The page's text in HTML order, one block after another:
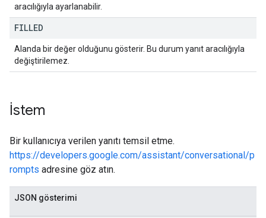
aracılığıyla ayarlanabilir.
FILLED
Alanda bir değer olduğunu gösterir. Bu durum yanıt aracılığıyla
değiştirilemez.
İstem
Bir kullanıcıya verilen yanıtı temsil etme.
https://developers.google.com/assistant/conversational/p
rompts adresine göz atın.
JSON gösterimi